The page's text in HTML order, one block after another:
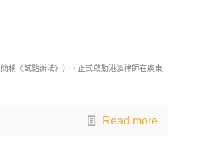
稱《試點辦法》），正式啟動港澳律師在廣東
Read more